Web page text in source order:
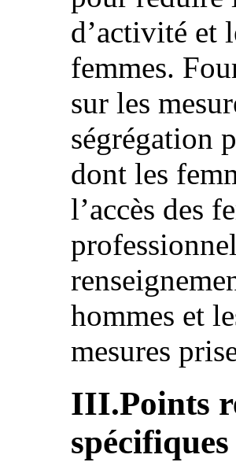
d’activité et
femmes.
sur les
ségrégation
dont les
l’accès des
hommes et
mesures
III.Points